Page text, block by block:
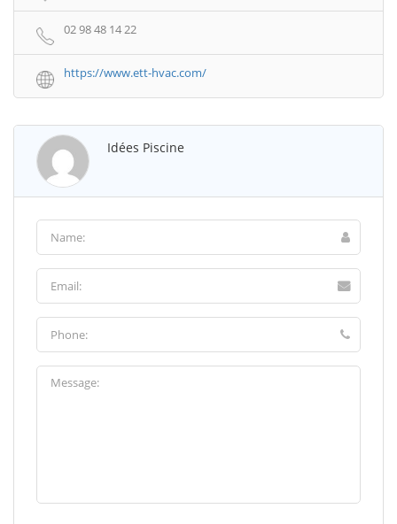
02 98 48 14 22
https://www.ett-hvac.com/
Idées Piscine